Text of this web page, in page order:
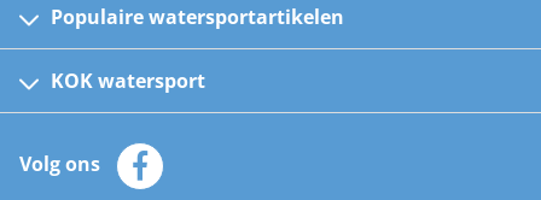
Populaire watersportartikelen
Kinder reddingsvesten
Automatische reddingsvesten
Zeilkleding
Zonnepanelen
KOK watersport
Klantenservice
Merken
Volg ons